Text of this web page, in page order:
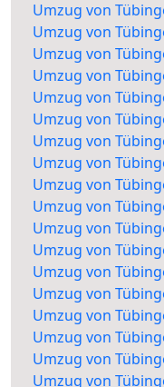
Umzug von
Umzug von
Umzug von
Umzug von
Umzug von
Umzug von
Umzug von
Umzug von
Umzug von
Umzug von
Umzug von
Umzug von
Umzug von
Umzug von
Umzug von
Umzug von
Umzug von
Umzug von